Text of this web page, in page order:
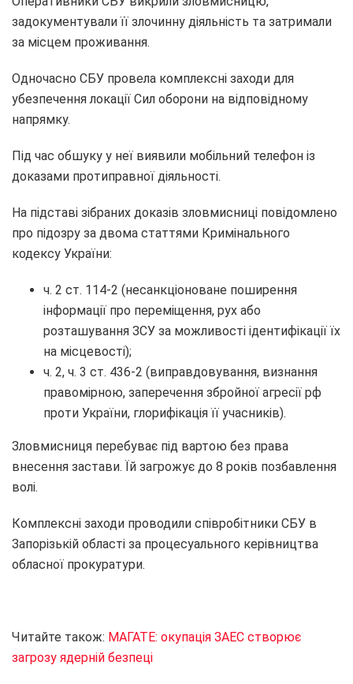
задокументували її злочинну діяльність та затримали
за місцем проживання.
Одночасно СБУ провела комплексні заходи для
убезпечення локації Сил оборони на відповідному
напрямку.
Під час обшуку у неї виявили мобільний телефон із
доказами протиправної діяльності.
На підставі зібраних доказів зловмисниці повідомлено
про підозру за двома статтями Кримінального
кодексу України:
ч. 2 ст. 114-2 (несанкціоноване поширення
інформації про переміщення, рух або
розташування ЗСУ за можливості ідентифікації їх
на місцевості);
ч. 2, ч. 3 ст. 436-2 (виправдовування, визнання
правомірною, заперечення збройної агресії рф
проти України, глорифікація її учасників).
Зловмисниця перебуває під вартою без права
внесення застави. Їй загрожує до 8 років позбавлення
волі.
Комплексні заходи проводили співробітники СБУ в
Запорізькій області за процесуального керівництва
обласної прокуратури.
Читайте також: МАГАТЕ: окупація ЗАЕС створює
загрозу ядерній безпеці